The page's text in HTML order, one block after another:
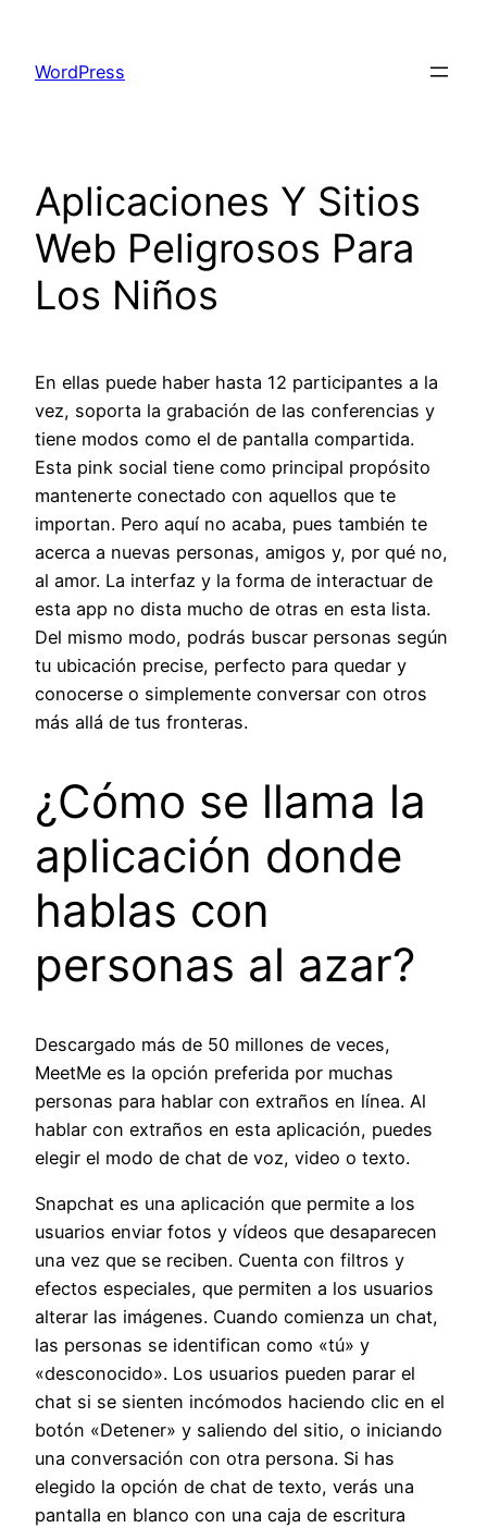
content
WordPress
Aplicaciones Y Sitios
Web Peligrosos Para
Los Niños
En ellas puede haber hasta 12 participantes a la
vez, soporta la grabación de las conferencias y
tiene modos como el de pantalla compartida.
Esta pink social tiene como principal propósito
mantenerte conectado con aquellos que te
importan. Pero aquí no acaba, pues también te
acerca a nuevas personas, amigos y, por qué no,
al amor. La interfaz y la forma de interactuar de
esta app no dista mucho de otras en esta lista.
Del mismo modo, podrás buscar personas según
tu ubicación precise, perfecto para quedar y
conocerse o simplemente conversar con otros
más allá de tus fronteras.
¿Cómo se llama la
aplicación donde
hablas con
personas al azar?
Descargado más de 50 millones de veces,
MeetMe es la opción preferida por muchas
personas para hablar con extraños en línea. Al
hablar con extraños en esta aplicación, puedes
elegir el modo de chat de voz, video o texto.
Snapchat es una aplicación que permite a los
usuarios enviar fotos y vídeos que desaparecen
una vez que se reciben. Cuenta con filtros y
efectos especiales, que permiten a los usuarios
alterar las imágenes. Cuando comienza un chat,
las personas se identifican como «tú» y
«desconocido». Los usuarios pueden parar el
chat si se sienten incómodos haciendo clic en el
botón «Detener» y saliendo del sitio, o iniciando
una conversación con otra persona. Si has
elegido la opción de chat de texto, verás una
pantalla en blanco con una caja de escritura